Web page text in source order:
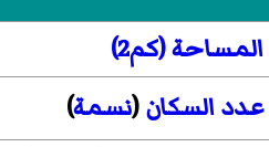
المساحة (كم2)
عدد السكان(نسمة)